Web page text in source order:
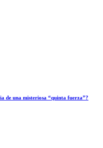
de una misteriosa “quinta fuerza”?